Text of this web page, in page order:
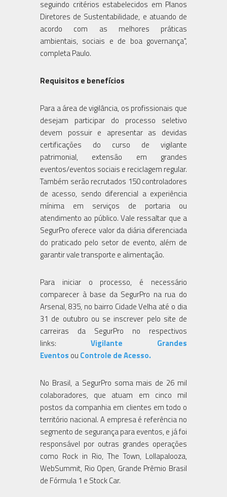
seguindo critérios estabelecidos em Planos
Diretores de Sustentabilidade, e atuando de
acordo com as melhores práticas
ambientais, sociais e de boa governança",
completa Paulo.
Requisitos e benefícios
Para a área de vigilância, os profissionais que
desejam participar do processo seletivo
devem possuir e apresentar as devidas
certificações do curso de vigilante
patrimonial, extensão em grandes
eventos/eventos sociais e reciclagem regular.
Também serão recrutados 150 controladores
de acesso, sendo diferencial a experiência
mínima em serviços de portaria ou
atendimento ao público. Vale ressaltar que a
SegurPro oferece valor da diária diferenciada
do praticado pelo setor de evento, além de
garantir vale transporte e alimentação.
Para iniciar o processo, é necessário
comparecer à base da SegurPro na rua do
Arsenal, 835, no bairro Cidade Velha até o dia
31 de outubro ou se inscrever pelo site de
carreiras da SegurPro no respectivos
links: Vigilante Grandes
Eventos ou Controle de Acesso.
No Brasil, a SegurPro soma mais de 26 mil
colaboradores, que atuam em cinco mil
postos da companhia em clientes em todo o
território nacional. A empresa é referência no
segmento de segurança para eventos, e já foi
responsável por outras grandes operações
como Rock in Rio, The Town, Lollapalooza,
WebSummit, Rio Open, Grande Prêmio Brasil
de Fórmula 1 e Stock Car.